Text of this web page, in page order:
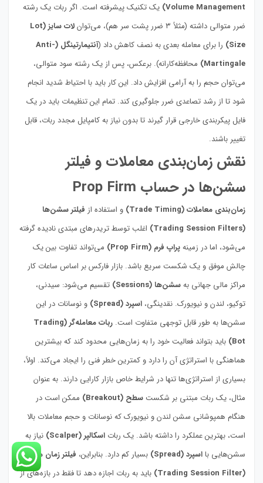
Volume Management) یک تکنیک پیشرفته است. اگر ربات یک رشته
ضرر متوالی داشته (مثلاً ۳ ضرر پشت سر هم)، می‌توان
لات سایز (Lot
Size) را برای معامله بعدی به نصف کاهش داد (
آنتیمارتینگل (Anti-
Martingale) محافظه‌کارانه). برعکس، پس از یک رشته سود متوالی،
می‌توان حجم را به آرامی افزایش داد. این کار باید با احتیاط شدید انجام
شود تا از رشد تصاعدی ضرر جلوگیری کند. تمام این تنظیمات باید در یک
فایل پیکربندی خارجی قرار گیرند تا بدون نیاز به کامپایل مجدد ربات، قابل
تغییر باشند.
نقش زمان‌بندی معاملات و فیلتر
سشن‌ها در حساب Prop Firm
زمان‌بندی معاملات (Trade Timing) و استفاده از فیلتر سشن‌ها
(Trading Session Filters)
اغلب توسط تریدرهای مبتدی نادیده گرفته
می‌شود، اما در زمینهپراپ فرم (Prop Firm)
می‌تواند تفاوت بین یک
چالش موفق و یک شکست سریع باشد. بازار فارکس بر اساس ساعات کار
مراکز مالی جهانی بهسشن‌ها (Sessions)
تقسیم می‌شود: سیدنی،
توکیو، لندن و نیویورک. نقدینگی، اسپرد (Spread)
و نوسانات در این
سشن‌ها به طور قابل توجهی متفاوت است.
ربات معامله‌گر (Trading
Bot) باید بتواند فعالیت خود را به زمان‌هایی محدود کند که بیشترین
هماهنگی با استراتژی آن را دارد و کمترین خطر فنی را ایجاد می‌کند. اولاً،
بسیاری از استراتژی‌ها تنها در شرایط خاص بازار کارایی دارند. به عنوان
مثال، یک ربات مبتنی بر شکست سطح (Breakout)
ممکن است در
هنگام همپوشانی سشن لندن و نیویورک که نوسانات و حجم معاملات بالا
است، بهترین عملکرد را داشته باشد. یک ربات اسکالپر (Scalper)
نیاز به
سشن‌هایی بااسپرد (Spread) بسیار کم دارد. بنابراین، فیلتر زمان معامله
(Trading Session Filter)
باید به ربات اجازه دهد تا فقط در بازه‌های از